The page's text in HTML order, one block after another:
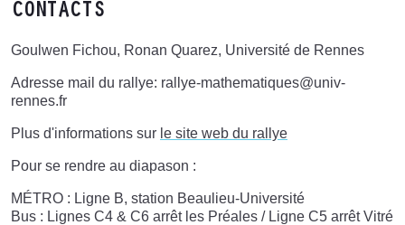
CONTACTS
Goulwen Fichou, Ronan Quarez, Université de Rennes
Adresse mail du rallye: rallye-mathematiques@univ-
rennes.fr
Plus d'informations sur le site web du rallye
Pour se rendre au diapason :
MÉTRO : Ligne B, station Beaulieu-Université
Bus : Lignes C4 & C6 arrêt les Préales / Ligne C5 arrêt Vitré